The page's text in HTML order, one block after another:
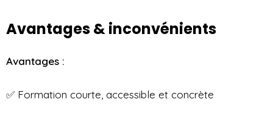
Avantages & inconvénients
Avantages :
✅ Formation courte, accessible et concrète